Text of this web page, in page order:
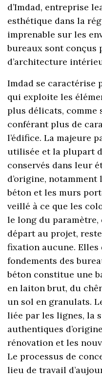
d’Imdad, entreprise
esthétique dans la
imprenable sur les
bureaux sont conçus
d’architecture
Imdad se caractérise
qui exploite les
plus délicats, comme
conférant plus de
l’édifice. La majeure
utilisée et la plupart
conservés dans leur
d’origine, notamment
béton et les murs
veillé à ce que les
le long du
départ au projet,
fixation aucune.
fondements des
béton constitue une
en laiton brut, du
un sol en granulats.
liée par les lignes, la
authentiques
rénovation et les
Le processus de
lieu de travail